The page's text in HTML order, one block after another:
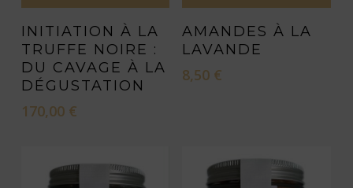
INITIATION À LA
TRUFFE NOIRE :
DU CAVAGE À LA
DÉGUSTATION
170,00 €
AMANDES À LA
LAVANDE
8,50 €